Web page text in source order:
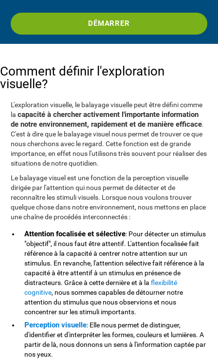
DÉMARRER
Comment définir l'exploration
visuelle?
L'exploration visuelle, le balayage visuelle peut être défini comme
lacapacité à chercher activement l'importante information
de notre environnement, rapidement et de manière efficace.
C'est à dire que le balayage visuel nous permet de trouver ce que
nous cherchons avec le regard. Cette fonction est de grande
importance, en effet nous l'utilisons très souvent pour réaliser des
situations de notre quotidien.
Le balayage visuel est une fonction de la perception visuelle
dirigée par l'attention qui nous permet de détecter et de
reconnaître les stimuli visuels. Lorsque nous voulons trouver
quelque chose dans notre environnement, nous mettons en place
une chaîne de procédés interconnectés :
Attention focalisée et sélective: Pour détecter un stimulus
"objectif", il nous faut être attentif. L'attention focalisée fait
référence à la capacité à centrer notre attention sur un
stimulus. En revanche, l'attention sélective fait référence à la
capacité à être attentif à un stimulus en présence de
distracteurs. Grâce à cette dernière et à laflexibilité
cognitive, nous sommes capables de détourner notre
attention du stimulus que nous observions et nous
concentrer sur les stimuli importants.
Perception visuelle: Elle nous permet de distinguer,
d'identifier et d'interpréter les formes, couleurs et lumières. A
partir de là, nous donnons un sens à l'information captée par
nos yeux.